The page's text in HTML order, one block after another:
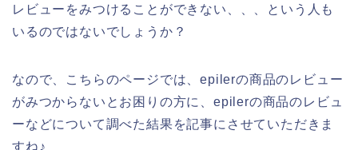
レビューをみつけることができない、、、という人も
いるのではないでしょうか？
なので、こちらのページでは、epilerの商品のレビュー
がみつからないとお困りの方に、epilerの商品のレビュ
ーなどについて調べた結果を記事にさせていただきま
すね♪